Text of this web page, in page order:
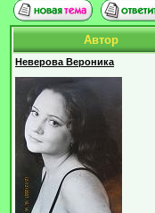
Автор
Неверова Вероника